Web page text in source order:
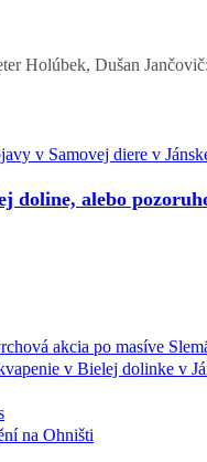
Holúbek, Dušan
doline, alebo
akcia po masíve
v Bielej dolinke v
na Ohništi